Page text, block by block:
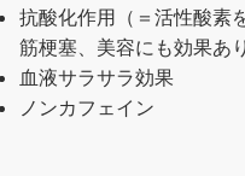
抗酸化作用（＝活性酸素
筋梗塞、美容にも効果あ
血液サラサラ効果
ノンカフェイン